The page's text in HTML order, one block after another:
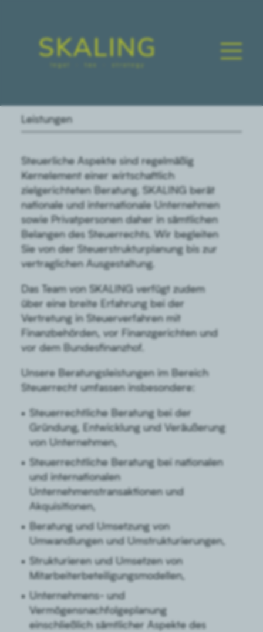
Leistungen
Steuerliche Aspekte sind regelmäßig
Kernelement einer wirtschaftlich
zielgerichteten Beratung. SKALING berät
nationale und internationale Unternehmen
sowie Privatpersonen daher in sämtlichen
Belangen des Steuerrechts. Wir begleiten
Sie von der Steuerstrukturplanung bis zur
vertraglichen Ausgestaltung.
Das Team von SKALING verfügt zudem
über eine breite Erfahrung bei der
Vertretung in Steuerverfahren mit
Finanzbehörden, vor Finanzgerichten und
vor dem Bundesfinanzhof.
Unsere Beratungsleistungen im Bereich
Steuerrecht umfassen insbesondere:
Steuerrechtliche Beratung bei der
Gründung, Entwicklung und Veräußerung
von Unternehmen,
Steuerrechtliche Beratung bei nationalen
und internationalen
Unternehmenstransaktionen und
Akquisitionen,
Beratung und Umsetzung von
Umwandlungen und Umstrukturierungen,
Strukturieren und Umsetzen von
Mitarbeiterbeteiligungsmodellen,
Unternehmens- und
Vermögensnachfolgeplanung
einschließlich sämtlicher Aspekte des